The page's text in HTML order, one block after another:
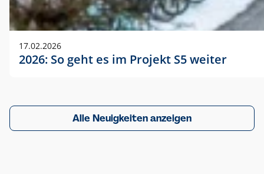
17.02.2026
2026: So geht es im Projekt S5 weiter
Alle Neuigkeiten anzeigen